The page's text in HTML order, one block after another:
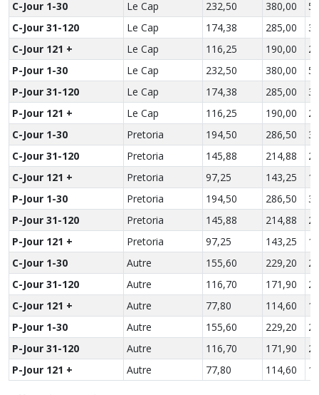
C-Jour 1-30
Le Cap 232,50 380,00
C-Jour 31-120
Le Cap 174,38 285,00
C-Jour 121 +
Le Cap 116,25 190,00
P-Jour 1-30
Le Cap 232,50 380,00
P-Jour 31-120
Le Cap 174,38 285,00
P-Jour 121 +
Le Cap 116,25 190,00
C-Jour 1-30
Pretoria 194,50 286,50
C-Jour 31-120
Pretoria 145,88 214,88
C-Jour 121 +
Pretoria 97,25 143,25
P-Jour 1-30
Pretoria 194,50 286,50
P-Jour 31-120
Pretoria 145,88 214,88
P-Jour 121 +
Pretoria 97,25 143,25
C-Jour 1-30
Autre 155,60 229,20
C-Jour 31-120
Autre 116,70 171,90
C-Jour 121 +
Autre 77,80 114,60
P-Jour 1-30
Autre 155,60 229,20
P-Jour 31-120
Autre 116,70 171,90
P-Jour 121 +
Autre 77,80 114,60